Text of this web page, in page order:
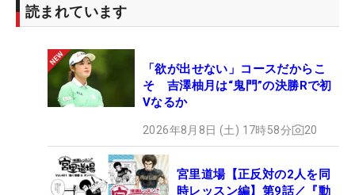
読まれています
「欲が出せない」コースだからこ
そ 吉澤柚月は“鬼門”の決勝Rで初
Vなるか
2026年8月8日 (土) 17時58分 20
宮里道場【正反対の2人を同
時レッスン編】第9話／『動